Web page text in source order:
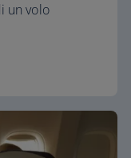
un volo